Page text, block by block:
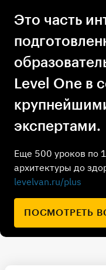
Это часть
Level One в
экспертами.
Еще 500 уроков по
архитектуры до
levelvan.ru/plus
ПОСМОТРЕТЬ